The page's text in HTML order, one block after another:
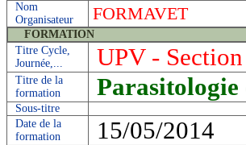
Nom
Organisateur
FORMAVET
FORMATION
Titre Cycle,
Journée,...
UPV -
Titre de la
formation
Sous-titre
Date de la
formation
15/05/2014